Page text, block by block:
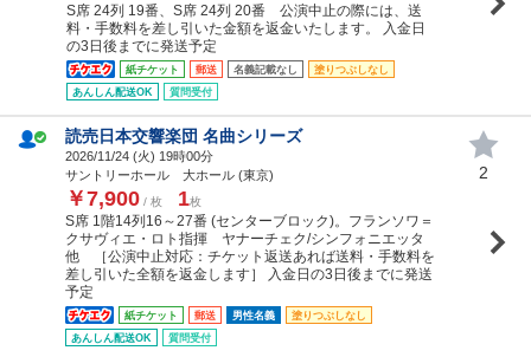
S席 24列 19番、S席 24列 20番 公演中止の際には、送
料・手数料を差し引いた金額を返金いたします。 入金日
の3日後までに発送予定
紙チケット 郵送 名義記載なし
塗りつぶしなし
あんしん配送OK
質問受付
読売日本交響楽団 名曲シリーズ
2026/11/24 (火) 19時00分
サントリーホール 大ホール (東京)
￥7,900 / 枚 1枚
S席 1階14列16～27番 (センターブロック)。フランソワ＝
クサヴィエ・ロト指揮 ヤナーチェク/シンフォニエッタ
他 ［公演中止対応：チケット返送あれば送料・手数料を
差し引いた全額を返金します］ 入金日の3日後までに発送
予定
紙チケット 郵送 男性名義
塗りつぶしなし
あんしん配送OK
質問受付
2